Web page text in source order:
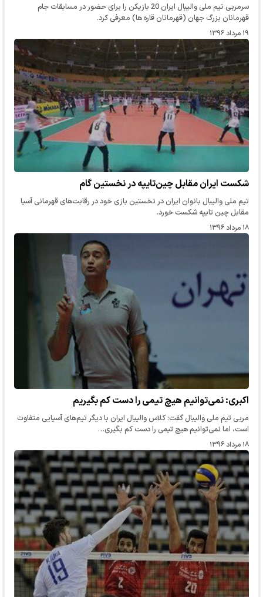
سرمربی تیم ملی والیبال ایران 20 بازیکن را برای حضور در مسابقات جام
قهرمانان بزرگ جهان (قهرمانان قاره ها) معرفی کرد.
۱۹ مرداد ۱۳۹۶
شکست ایران مقابل چین‌تایپه در نخستین گام
تیم ملی والیبال بانوان ایران در نخستین بازی خود در رقابت‌های قهرمانی آسیا
مقابل چین تایپه شکست خورد.
۱۸ مرداد ۱۳۹۶
اکبری: نمی‌توانیم هیچ تیمی را دست کم بگیریم
مربی تیم ملی والیبال گفت: کلاس والیبال ایران با دیگر تیم‌های آسیایی متفاوت
است، اما نمی‌توانیم هیچ تیمی را دست کم بگیری…
۱۸ مرداد ۱۳۹۶